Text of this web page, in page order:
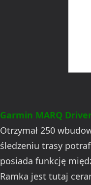
Garmin MARQ
Otrzymał 250
śledzeniu trasy
posiada funkcję
Ramka jest tutaj